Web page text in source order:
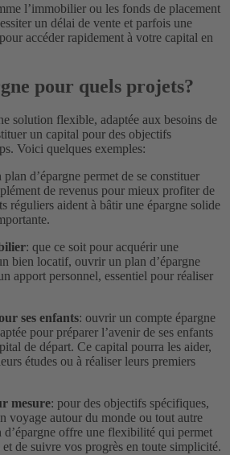
l’immobilier ou les fonds de placement
un délai de vente et parfois une
accéder rapidement à votre capital en
pour quels projets?
solution flexible, adaptée aux besoins de
un capital pour des objectifs
Voici quelques exemples:
plan d’épargne permet de se constituer
de revenus pour mieux profiter de
réguliers aident à bâtir une épargne solide
: que ce soit pour acquérir une
bien locatif, ouvrir un plan d’épargne
apport personnel, essentiel pour réaliser
ses enfants: ouvrir un compte épargne
pour préparer l’avenir de ses enfants
de départ. Ce capital pourra les aider,
études ou à réaliser leurs premiers
mesure: pour des objectifs spécifiques,
voyage autour du monde ou tout autre
d’épargne offre une flexibilité qui permet
et de suivre vos progrès en toute simplicité.